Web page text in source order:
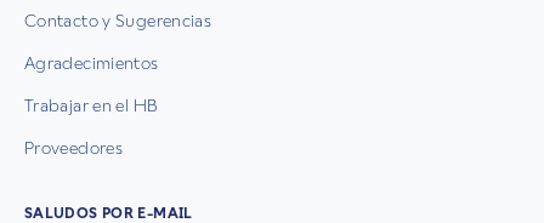
Contacto y Sugerencias
Agradecimientos
Trabajar en el HB
Proveedores
SALUDOS POR E-MAIL